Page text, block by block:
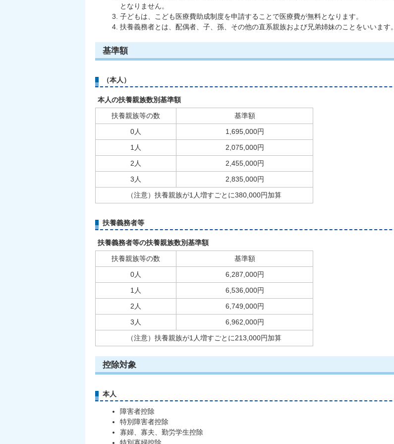
となりません。
子どもは、こども医療費助成制度を申請することで医療費が無料となります。
扶養義務者とは、配偶者、子、孫、その他の直系親族および兄弟姉妹のことをいいます。
基準額
（本人）
本人の扶養親族数別基準額
扶養親族等の数
基準額
0人
1,695,000円
1人
2,075,000円
2人
2,455,000円
3人
2,835,000円
（注意）扶養親族が1人増すごとに380,000円加算
扶養義務者等
扶養義務者等の扶養親族数別基準額
扶養親族等の数
基準額
0人
6,287,000円
1人
6,536,000円
2人
6,749,000円
3人
6,962,000円
（注意）扶養親族が1人増すごとに213,000円加算
控除対象
本人
障害者控除
特別障害者控除
寡婦、寡夫、勤労学生控除